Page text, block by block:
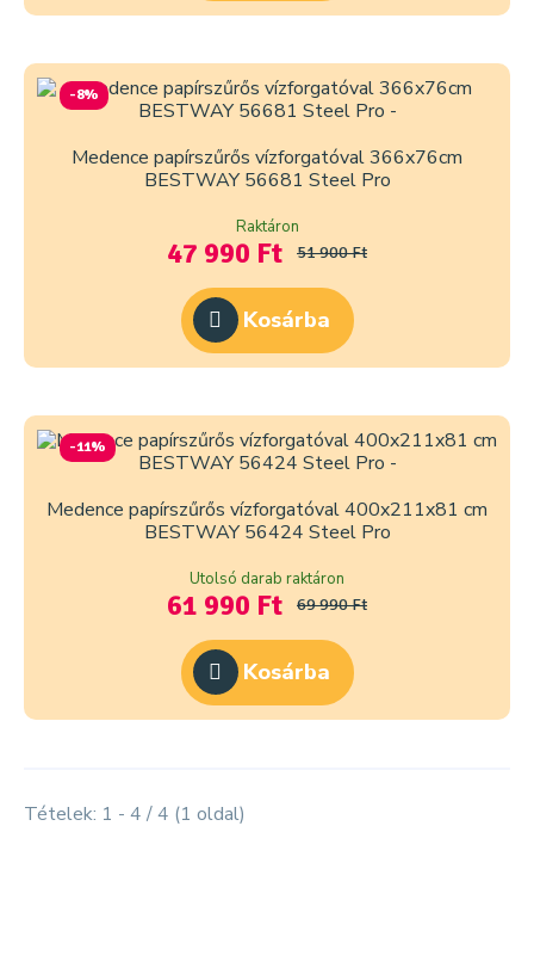
-8%
Medence papírszűrős vízforgatóval 366x76cm
BESTWAY 56681 Steel Pro
Raktáron
47 990 Ft 51 900 Ft
Kosárba
-11%
Medence papírszűrős vízforgatóval 400x211x81 cm
BESTWAY 56424 Steel Pro
Utolsó darab raktáron
61 990 Ft 69 990 Ft
Kosárba
Tételek: 1 - 4 / 4 (1 oldal)